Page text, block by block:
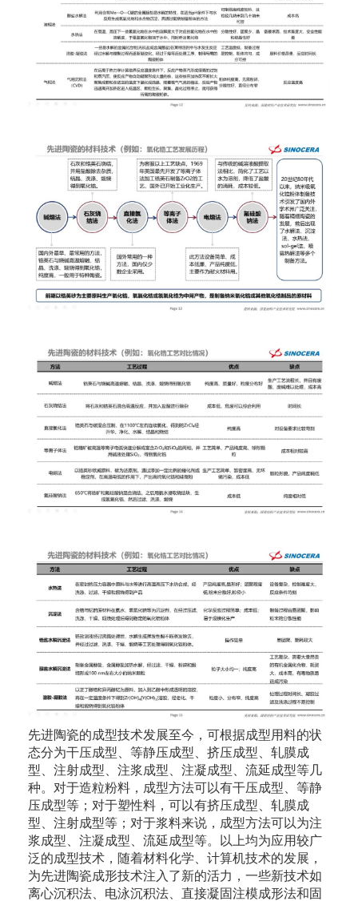
先进陶瓷的成型技术发展至今，可根据成型用料的状
态分为干压成型、等静压成型、挤压成型、轧膜成
型、注射成型、注浆成型、注凝成型、流延成型等几
种。对于造粒粉料，成型方法可以有干压成型、等静
压成型等；对于塑性料，可以有挤压成型、轧膜成
型、注射成型等；对于浆料来说，成型方法可以为注
浆成型、注凝成型、流延成型等。以上均为应用较广
泛的成型技术，随着材料化学、计算机技术的发展，
为先进陶瓷成形技术注入了新的活力，一些新技术如
离心沉积法、电泳沉积法、直接凝固注模成形法和固